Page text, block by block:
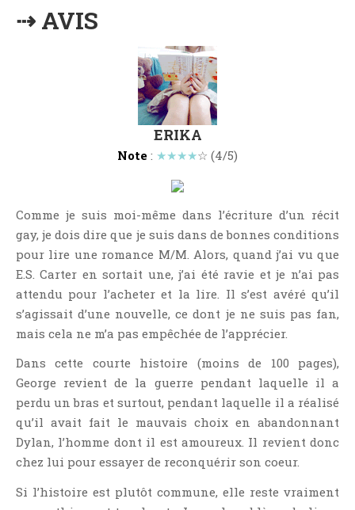
Littérature Lesbienne
Post Apocalyptique
Rendez-Vous Livresques
Road-Book
Roman
Roman Noir
Romance Contemporaine
SF Et Fantasy
Sociologie
Surnaturel
Swaps Et Challenges
Tag
⇢ AVIS
ERIKA
Note : ★★★★☆ (4/5)
Comme je suis moi-même dans l’écriture d’un récit
gay, je dois dire que je suis dans de bonnes conditions
pour lire une romance M/M. Alors, quand j’ai vu que
E.S. Carter en sortait une, j’ai été ravie et je n’ai pas
attendu pour l’acheter et la lire. Il s’est avéré qu’il
s’agissait d’une nouvelle, ce dont je ne suis pas fan,
mais cela ne m’a pas empêchée de l’apprécier.
Dans cette courte histoire (moins de 100 pages),
George revient de la guerre pendant laquelle il a
perdu un bras et surtout, pendant laquelle il a réalisé
qu’il avait fait le mauvais choix en abandonnant
Dylan, l’homme dont il est amoureux. Il revient donc
chez lui pour essayer de reconquérir son coeur.
Si l’histoire est plutôt commune, elle reste vraiment